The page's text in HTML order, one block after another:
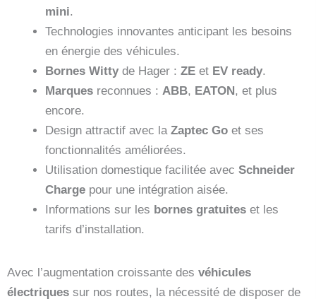
mini.
Technologies innovantes anticipant les besoins
en énergie des véhicules.
Bornes Witty de Hager : ZE et EV ready.
Marques reconnues : ABB, EATON, et plus
encore.
Design attractif avec la Zaptec Go et ses
fonctionnalités améliorées.
Utilisation domestique facilitée avec Schneider
Charge pour une intégration aisée.
Informations sur les bornes gratuites et les
tarifs d’installation.
Avec l’augmentation croissante des véhicules
électriques sur nos routes, la nécessité de disposer de